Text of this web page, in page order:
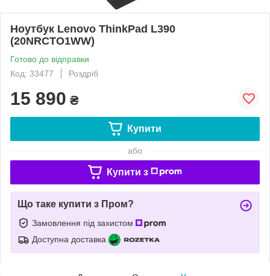
Ноутбук Lenovo ThinkPad L390
(20NRCTO1WW)
Готово до відправки
Код: 33477
Роздріб
15 890 ₴
Купити
або
Купити з
Що таке купити з Пром?
Замовлення під захистом
Доступна доставка